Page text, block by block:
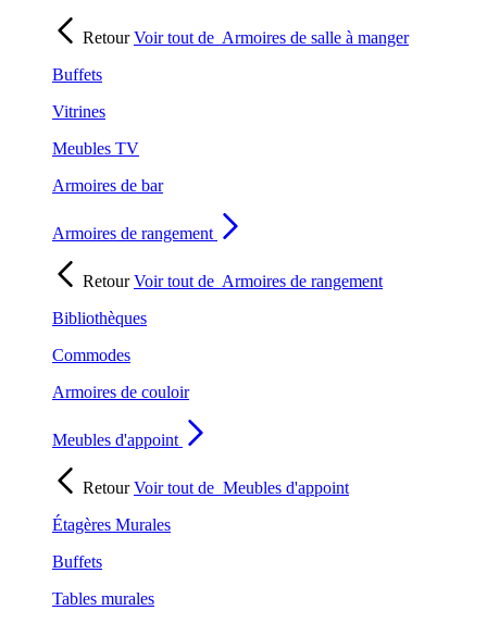
RetourVoir tout de Armoires de salle à manger
Buffets
Vitrines
Meubles TV
Armoires de bar
Armoires de rangement
RetourVoir tout de Armoires de rangement
Bibliothèques
Commodes
Armoires de couloir
Meubles d'appoint
RetourVoir tout de Meubles d'appoint
Étagères Murales
Buffets
Tables murales